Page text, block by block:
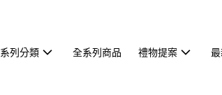
系列分類 全系列商品 禮物提案